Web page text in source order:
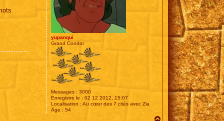
yupanqui
Grand Condor
Messages : 3000
Enregistré le : 02 12 2012, 15:07
Localisation : Au cœur des 7 cités avec Zia
Âge : 54